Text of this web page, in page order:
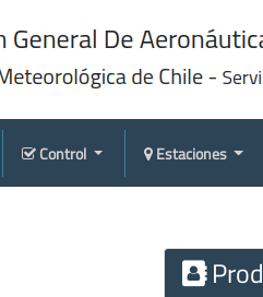
Control Estaciones